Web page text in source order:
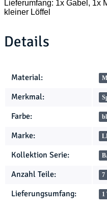
Lieferumfang: 1x Gabel, 1x
kleiner Löffel
Details
Produkteigenschaft
Wert
Material:
Merkmal:
Farbe:
Marke:
Kollektion Serie:
Anzahl Teile: 7
Lieferungsumfang: 1